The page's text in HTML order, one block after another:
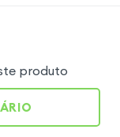
produto